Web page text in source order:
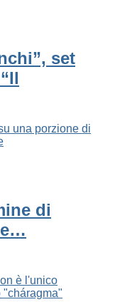
set
una porzione di
di
e…
è l'unico